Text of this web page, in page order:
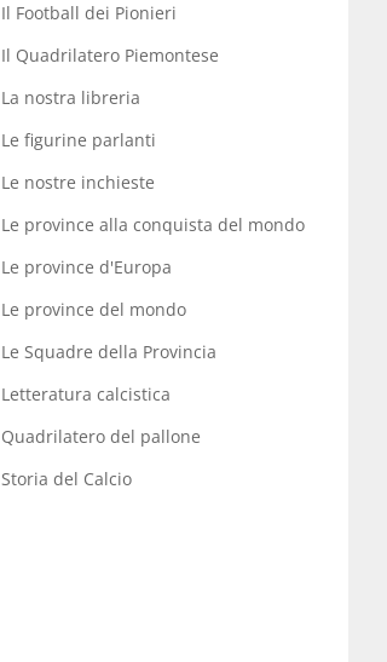
Il Football dei Pionieri
Il Quadrilatero Piemontese
La nostra libreria
Le figurine parlanti
Le nostre inchieste
Le province alla conquista del mondo
Le province d'Europa
Le province del mondo
Le Squadre della Provincia
Letteratura calcistica
Quadrilatero del pallone
Storia del Calcio